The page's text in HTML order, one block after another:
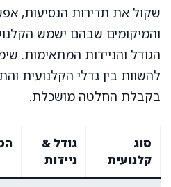
שקול את תדירות הנסיעות,
והמיקומים שבהם ישמש
הגודל והניידות המתאימות.
להשוות בין גדלי הקלנועית
בקבלת החלטה מושכלת.
סוג
קלנועית
גודל &
ניידות